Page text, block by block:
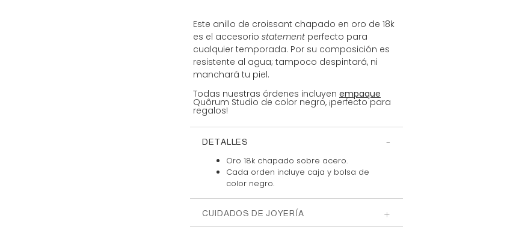
Este anillo de croissant chapado en oro de 18k
es el accesorio statement perfecto para
cualquier temporada. Por su composición es
resistente al agua; tampoco despintará, ni
manchará tu piel.
Todas nuestras órdenes incluyen empaque
Quôrum Studio de color negro, ¡perfecto para
regalos!
DETALLES
Oro 18k chapado sobre acero.
Cada orden incluye caja y bolsa de
color negro.
CUIDADOS DE JOYERÍA